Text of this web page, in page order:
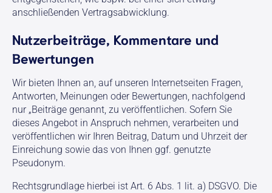
anschließenden Vertragsabwicklung.
Nutzerbeiträge, Kommentare und
Bewertungen
Wir bieten Ihnen an, auf unseren Internetseiten Fragen,
Antworten, Meinungen oder Bewertungen, nachfolgend
nur „Beiträge genannt, zu veröffentlichen. Sofern Sie
dieses Angebot in Anspruch nehmen, verarbeiten und
veröffentlichen wir Ihren Beitrag, Datum und Uhrzeit der
Einreichung sowie das von Ihnen ggf. genutzte
Pseudonym.
Rechtsgrundlage hierbei ist Art. 6 Abs. 1 lit. a) DSGVO. Die